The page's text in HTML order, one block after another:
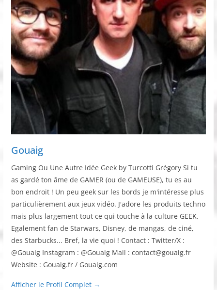
Gouaig
Gaming Ou Une Autre Idée Geek by Turcotti Grégory Si tu
as gardé ton âme de GAMER (ou de GAMEUSE), tu es au
bon endroit ! Un peu geek sur les bords je m'intéresse plus
particulièrement aux jeux vidéo. J'adore les produits techno
mais plus largement tout ce qui touche à la culture GEEK.
Egalement fan de Starwars, Disney, de mangas, de ciné,
des Starbucks... Bref, la vie quoi ! Contact : Twitter/X :
@Gouaig Instagram : @Gouaig Mail : contact@gouaig.fr
Website : Gouaig.fr / Gouaig.com
Afficher le Profil Complet →